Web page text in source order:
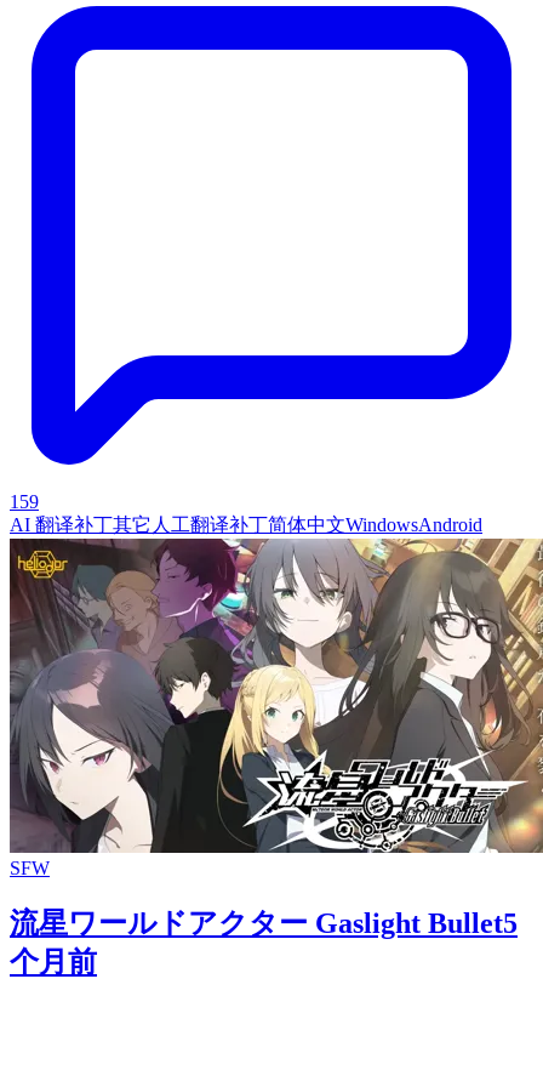
159
AI 翻译补丁其它 人工翻译补丁简体中文WindowsAndroid
SFW
流星ワールドアクター Gaslight Bullet5
个月前